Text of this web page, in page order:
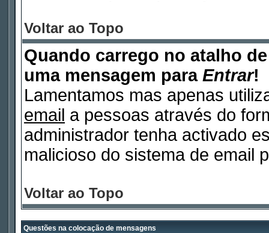
Voltar ao Topo
Quando carrego no atalho
uma mensagem para Entrar!
Lamentamos mas apenas
email a pessoas através do
administrador tenha activado
malicioso do sistema de email
Voltar ao Topo
Questões na colocação de mensagens